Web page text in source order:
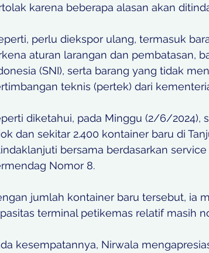
karena beberapa alasan akan
perlu diekspor ulang, termasuk
aturan larangan dan pembatasan,
(SNI), serta barang yang tidak
teknis (pertek) dari
diketahui, pada Minggu (2/6/2024),
dan sekitar 2.400 kontainer baru di
bersama berdasarkan
Nomor 8.
jumlah kontainer baru tersebut, ia
terminal petikemas relatif masih
kesempatannya, Nirwala